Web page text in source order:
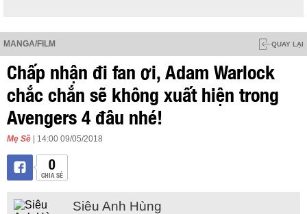
MANGA/FILM QUAY LẠI
Chấp nhận đi fan ơi, Adam Warlock
chắc chắn sẽ không xuất hiện trong
Avengers 4 đâu nhé!
Mẹ Sề | 14:00 09/05/2018
0
CHIA SẺ
Siêu Anh Hùng